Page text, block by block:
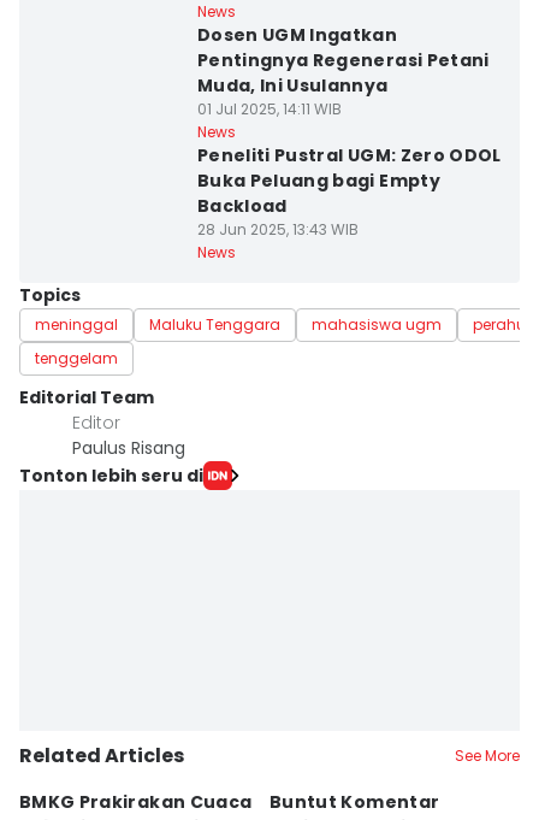
News
Dosen UGM Ingatkan
Pentingnya Regenerasi Petani
Muda, Ini Usulannya
01 Jul 2025, 14:11 WIB
News
Peneliti Pustral UGM: Zero ODOL
Buka Peluang bagi Empty
Backload
28 Jun 2025, 13:43 WIB
News
Topics
meninggal Maluku Tenggara mahasiswa ugm
perahu
tenggelam
Editorial Team
Editor
Paulus Risang
Tonton lebih seru di
Related Articles See More
BMKG Prakirakan Cuaca
Buntut Komentar